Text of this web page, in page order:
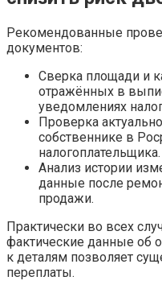
Рекомендованные
документов:
Сверка площади и
отражённых в
уведомлениях
Проверка
собственнике в
налогоплательщика.
Анализ истории
данные после
продажи.
Практически во всех
фактические данные об
к деталям позволяет
переплаты.